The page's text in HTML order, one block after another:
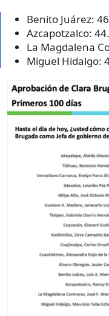
Benito Juárez:
Azcapotzalco:
La Magdalena
Miguel Hidalgo: